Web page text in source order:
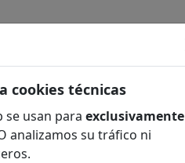
cookies técnicas
se usan para exclusivamente
analizamos su tráfico ni